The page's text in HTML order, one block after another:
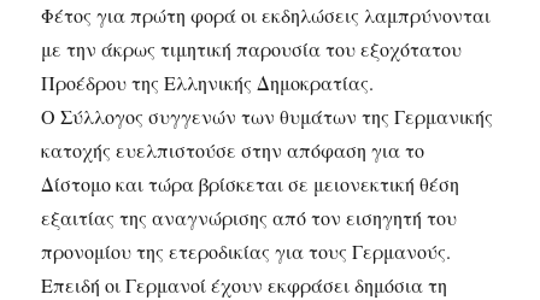
Φέτος για πρώτη φορά οι εκδηλώσεις λαμπρύνονται
με την άκρως τιμητική παρουσία του εξοχότατου
Προέδρου της Ελληνικής Δημοκρατίας.
Ο Σύλλογος συγγενών των θυμάτων της Γερμανικής
κατοχής ευελπιστούσε στην απόφαση για το
Δίστομο και τώρα βρίσκεται σε μειονεκτική θέση
εξαιτίας της αναγνώρισης από τον εισηγητή του
προνομίου της ετεροδικίας για τους Γερμανούς.
Επειδή οι Γερμανοί έχουν εκφράσει δημόσια τη